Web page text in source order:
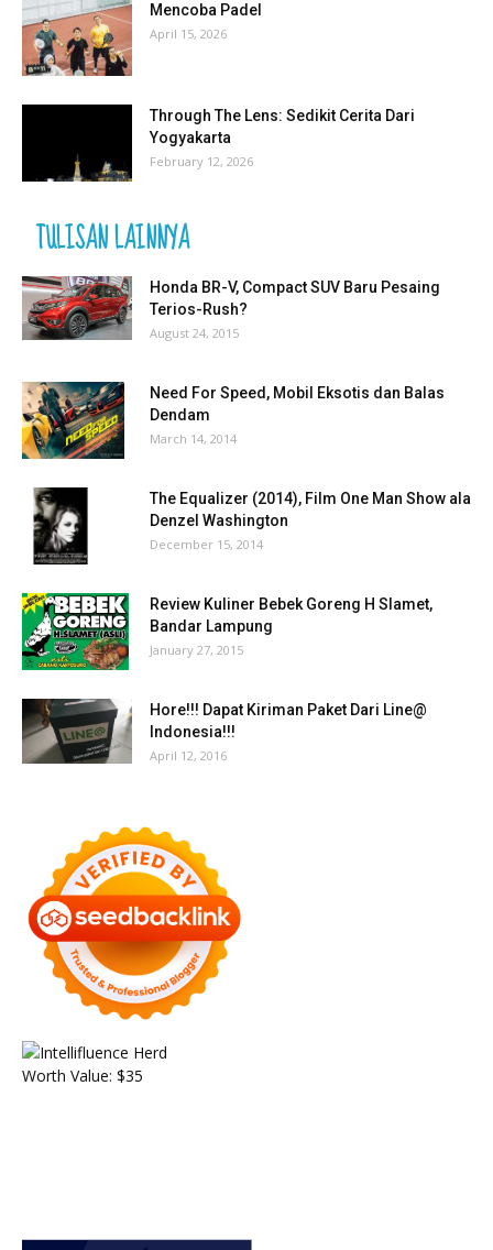
Mencoba Padel
April 15, 2026
Through The Lens: Sedikit Cerita Dari
Yogyakarta
February 12, 2026
TULISAN LAINNYA
Honda BR-V, Compact SUV Baru Pesaing
Terios-Rush?
August 24, 2015
Need For Speed, Mobil Eksotis dan Balas
Dendam
March 14, 2014
The Equalizer (2014), Film One Man Show ala
Denzel Washington
December 15, 2014
Review Kuliner Bebek Goreng H Slamet,
Bandar Lampung
January 27, 2015
Hore!!! Dapat Kiriman Paket Dari Line@
Indonesia!!!
April 12, 2016